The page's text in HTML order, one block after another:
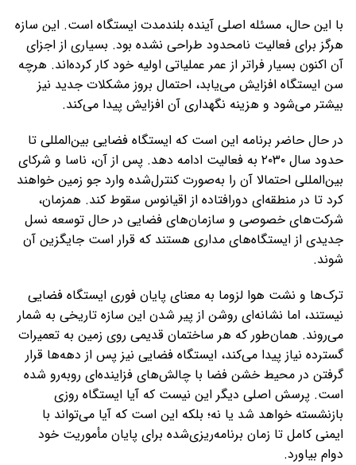
با این حال، مسئله اصلی آینده بلندمدت ایستگاه است. این سازه
هرگز برای فعالیت نامحدود طراحی نشده بود. بسیاری از اجزای
آن اکنون بسیار فراتر از عمر عملیاتی اولیه خود کار کرده‌اند. هرچه
سن ایستگاه افزایش می‌یابد، احتمال بروز مشکلات جدید نیز
بیشتر می‌شود و هزینه نگهداری آن افزایش پیدا می‌کند.
در حال حاضر برنامه این است که ایستگاه فضایی بین‌المللی تا
حدود سال ۲۰۳۰ به فعالیت ادامه دهد. پس از آن، ناسا و شرکای
بین‌المللی احتمالا آن را به‌صورت کنترل‌شده وارد جو زمین خواهند
کرد تا در منطقه‌ای دورافتاده از اقیانوس سقوط کند. همزمان،
شرکت‌های خصوصی و سازمان‌های فضایی در حال توسعه نسل
جدیدی از ایستگاه‌های مداری هستند که قرار است جایگزین آن
شوند.
ترک‌ها و نشت هوا لزوما به معنای پایان فوری ایستگاه فضایی
نیستند، اما نشانه‌ای روشن از پیر شدن این سازه تاریخی به شمار
می‌روند. همان‌طور که هر ساختمان قدیمی روی زمین به تعمیرات
گسترده نیاز پیدا می‌کند، ایستگاه فضایی نیز پس از دهه‌ها قرار
گرفتن در محیط خشن فضا با چالش‌های فزاینده‌ای روبه‌رو شده
است. پرسش اصلی دیگر این نیست که آیا ایستگاه روزی
بازنشسته خواهد شد یا نه؛ بلکه این است که آیا می‌تواند با
ایمنی کامل تا زمان برنامه‌ریزی‌شده برای پایان مأموریت خود
دوام بیاورد.